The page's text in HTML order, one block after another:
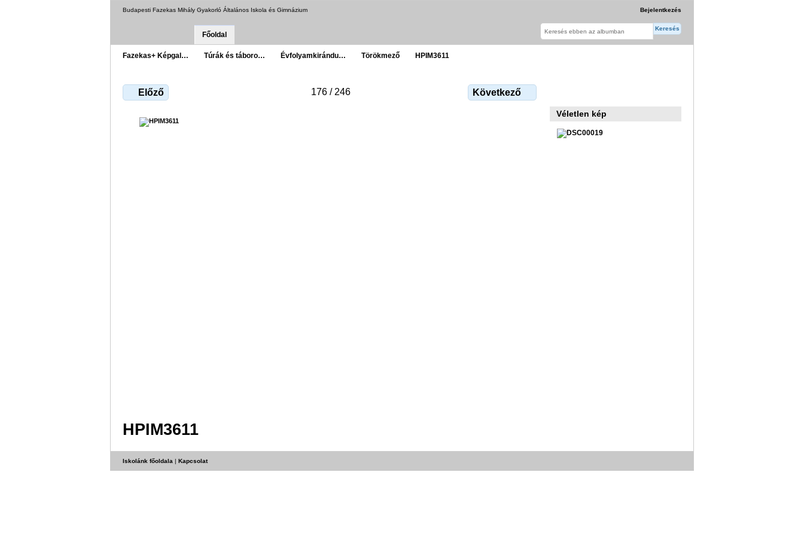
Budapesti Fazekas Mihály Gyakorló Általános Iskola és Gimnázium Bejelentkezés
Főoldal
Fazekas+ Képgal… Túrák és táboro… Évfolyamkirándu… Törökmező HPIM3611
Előző 176 / 246 Következő
HPIM3611
Véletlen kép
Iskolánk főoldala | Kapcsolat